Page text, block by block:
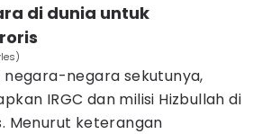
di dunia untuk
negara-negara sekutunya,
IRGC dan milisi Hizbullah di
Menurut keterangan